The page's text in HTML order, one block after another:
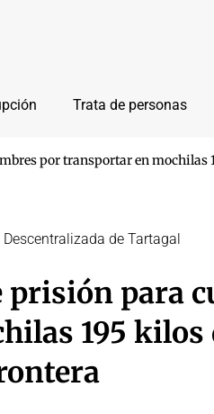
Trata de personas
por transportar en mochilas
de Tartagal
prisión para
195 kilos